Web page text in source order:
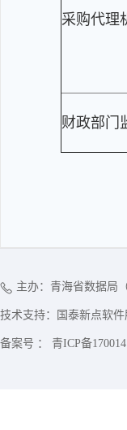
采购代理
财政部门
主办：青海省数据局
技术支持：国泰新点软件
备案号 ： 青ICP备